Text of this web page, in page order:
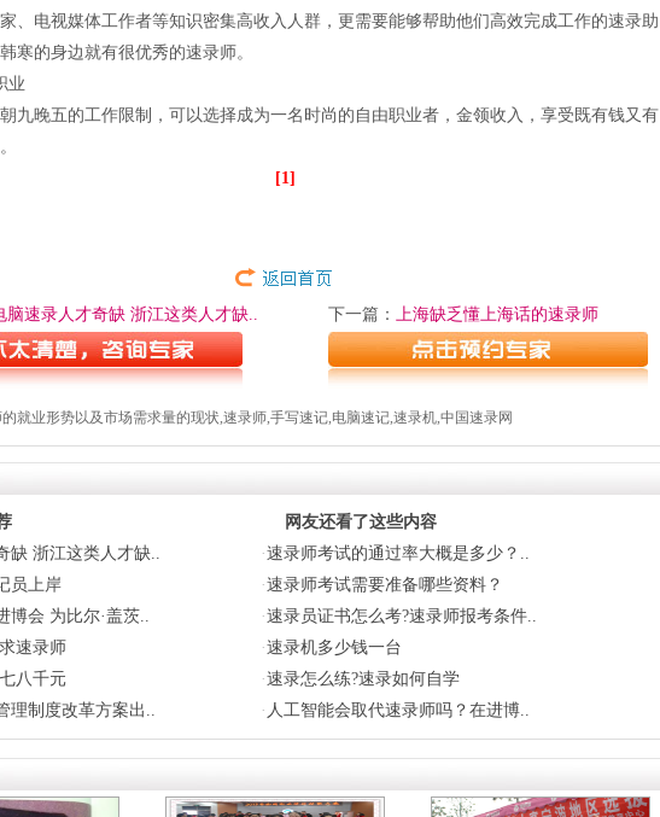
、电视媒体工作者等知识密集高收入人群，更需要能够帮助他们高效完成工作的速录助
寒的身边就有很优秀的速录师。
业
九晚五的工作限制，可以选择成为一名时尚的自由职业者，金领收入，享受既有钱又有
[1]
脑速录人才奇缺 浙江这类人才缺.. 下一篇： 上海缺乏懂上海话的速录师
就业形势以及市场需求量的现状,速录师,手写速记,电脑速记,速录机,中国速录网
缺 浙江这类人才缺..
员上岸
博会 为比尔·盖茨..
速录师
八千元
理制度改革方案出..
网友还看了这些内容
·速录师考试的通过率大概是多少？..
·速录师考试需要准备哪些资料？
·速录员证书怎么考?速录师报考条件..
·速录机多少钱一台
·速录怎么练?速录如何自学
· 人工智能会取代速录师吗？在进博..